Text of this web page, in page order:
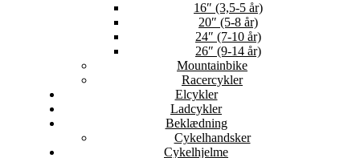
16″ (3,5-5 år)
20″ (5-8 år)
24″ (7-10 år)
26″ (9-14 år)
Mountainbike
Racercykler
Elcykler
Ladcykler
Beklædning
Cykelhandsker
Cykelhjelme